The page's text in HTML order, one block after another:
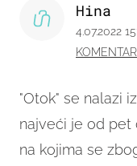
"Otok" se nalazi
najveći je od pet
na kojima se
Hina
4.07.2022
KOMENTARI